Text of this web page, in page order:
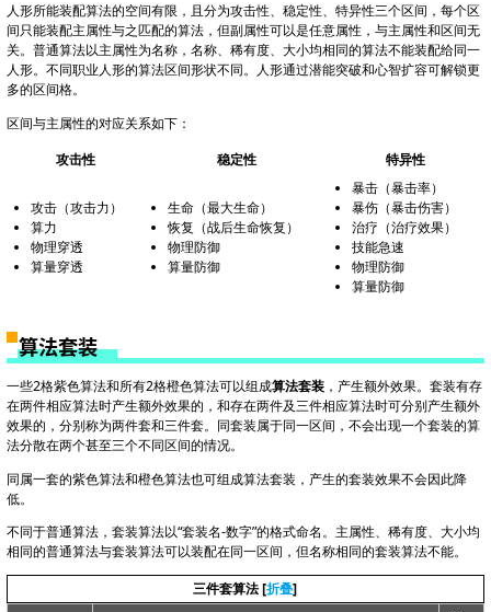
人形所能装配算法的空间有限，且分为攻击性、稳定性、特异性三个区间，每个区
间只能装配主属性与之匹配的算法，但副属性可以是任意属性，与主属性和区间无
关。普通算法以主属性为名称，名称、稀有度、大小均相同的算法不能装配给同一
人形。不同职业人形的算法区间形状不同。人形通过潜能突破和心智扩容可解锁更
多的区间格。
区间与主属性的对应关系如下：
攻击性
稳定性 特异性
攻击（攻击力）
算力
物理穿透
算量穿透
生命（最大生命）
恢复（战后生命恢复）
物理防御
算量防御
暴击（暴击率）
暴伤（暴击伤害）
治疗（治疗效果）
技能急速
物理防御
算量防御
算法套装
一些2格紫色算法和所有2格橙色算法可以组成算法套装，产生额外效果。套装有存
在两件相应算法时产生额外效果的，和存在两件及三件相应算法时可分别产生额外
效果的，分别称为两件套和三件套。同套装属于同一区间，不会出现一个套装的算
法分散在两个甚至三个不同区间的情况。
同属一套的紫色算法和橙色算法也可组成算法套装，产生的套装效果不会因此降
低。
不同于普通算法，套装算法以“套装名-数字”的格式命名。主属性、稀有度、大小均
相同的普通算法与套装算法可以装配在同一区间，但名称相同的套装算法不能。
三件套算法 折叠